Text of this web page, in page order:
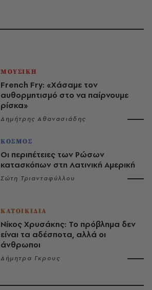
ΜΟΥΣΙΚΗ
French Fry: «Χάσαμε τον
αυθορμητισμό στο να παίρνουμε
ρίσκα»
Δημήτρης Αθανασιάδης
ΚΟΣΜΟΣ
Οι περιπέτειες των Ρώσων
κατασκόπων στη Λατινική Αμερική
Σώτη Τριανταφύλλου
ΚΑΤΟΙΚΙΔΙΑ
Νίκος Χρυσάκης: Το πρόβλημα δεν
είναι τα αδέσποτα, αλλά οι
άνθρωποι
Δήμητρα Γκρους